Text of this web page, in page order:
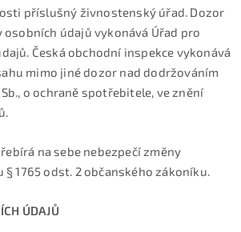
příslušný živnostenský úřad. Dozor
údajů vykonává Úřad pro
Česká obchodní inspekce vykonává
mimo jiné dozor nad dodržováním
o ochraně spotřebitele, ve znění
na sebe nebezpečí změny
1765 odst. 2 občanského zákoníku.
ÚDAJŮ